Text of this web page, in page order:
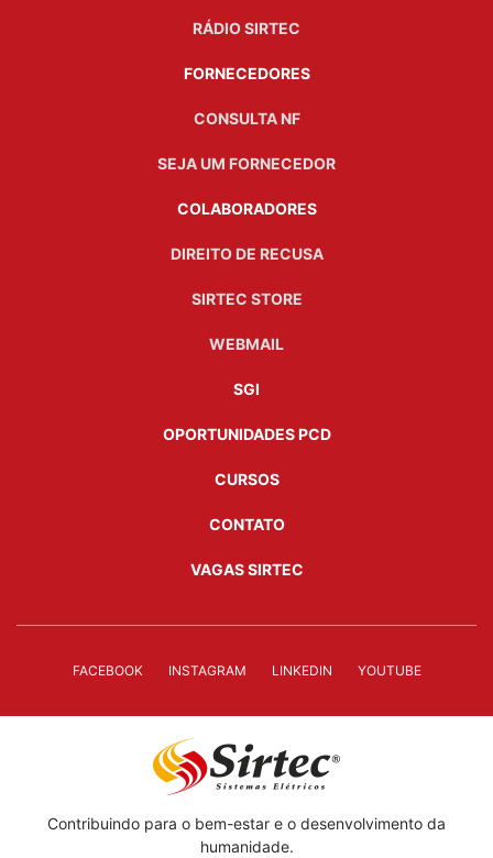
RÁDIO SIRTEC
FORNECEDORES
CONSULTA NF
SEJA UM FORNECEDOR
COLABORADORES
DIREITO DE RECUSA
SIRTEC STORE
WEBMAIL
SGI
OPORTUNIDADES PCD
CURSOS
CONTATO
VAGAS SIRTEC
FACEBOOK INSTAGRAM LINKEDIN YOUTUBE
Contribuindo para o bem-estar e o desenvolvimento da
humanidade.